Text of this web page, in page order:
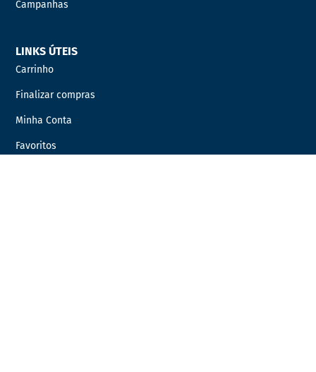
Campanhas
LINKS ÚTEIS
Carrinho
Finalizar compras
Minha Conta
Favoritos